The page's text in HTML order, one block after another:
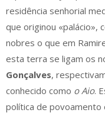
residência senhorial
que originou «palácio»,
nobres o que em
esta terra se ligam os
Gonçalves,
conhecido como o Aio.
política de povoamento